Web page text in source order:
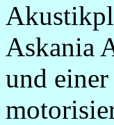
Askania
und